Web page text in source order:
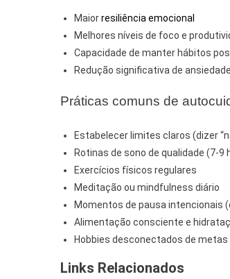
Maiorresiliência emocional
Melhores níveis de foco e
Capacidade de manter hábitos
Redução significativa de
Práticas comuns de
Estabelecer limites claros (dizer
Rotinas de sono de qualidade (7-9
Exercícios físicos regulares
Meditação ou mindfulness diário
Momentos de pausa intencionais
Alimentação consciente e
Hobbies desconectados de metas
Links Relacionados